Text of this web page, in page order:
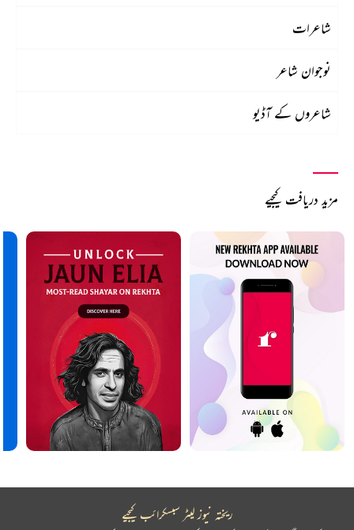
شاعرات
نوجوان شاعر
شاعروں کے آڈیو
مزید دریافت کیجیے
ریختہ نیوز لیٹر سبسکرائب کیجیے